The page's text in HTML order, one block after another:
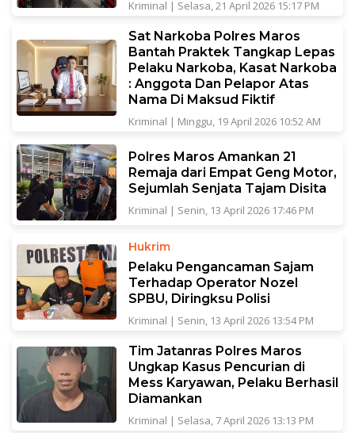
Kriminal | Selasa, 21 April 2026 15:17 PM
Sat Narkoba Polres Maros
Bantah Praktek Tangkap Lepas
Pelaku Narkoba, Kasat Narkoba
: Anggota Dan Pelapor Atas
Nama Di Maksud Fiktif
Kriminal | Minggu, 19 April 2026 10:52 AM
Polres Maros Amankan 21
Remaja dari Empat Geng Motor,
Sejumlah Senjata Tajam Disita
Kriminal | Senin, 13 April 2026 17:46 PM
Hukrim
Pelaku Pengancaman Sajam
Terhadap Operator Nozel
SPBU, Diringksu Polisi
Kriminal | Senin, 13 April 2026 13:54 PM
Tim Jatanras Polres Maros
Ungkap Kasus Pencurian di
Mess Karyawan, Pelaku Berhasil
Diamankan
Kriminal | Selasa, 7 April 2026 13:13 PM